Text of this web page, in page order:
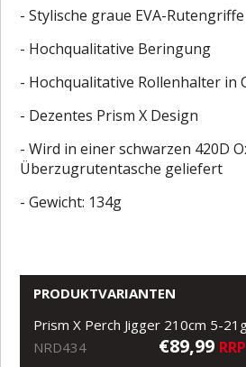
- Stylische graue EVA-Rutengriffe
- Hochqualitative Beringung
- Hochqualitative Rollenhalter in
- Dezentes Prism X Design
- Wird in einer schwarzen 420D
Überzugrutentasche geliefert
- Gewicht: 134g
PRODUKTVARIANTEN
Prism X Perch Jigger 210cm 5-
NRD434
€89,99 RRP